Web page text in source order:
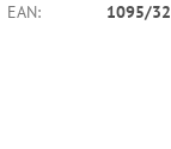
EAN: 1095/32